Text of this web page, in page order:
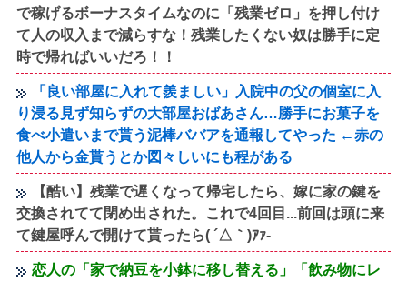
で稼げるボーナスタイムなのに「残業ゼロ」を押し付け
て人の収入まで減らすな！残業したくない奴は勝手に定
時で帰ればいいだろ！！
「良い部屋に入れて羨ましい」入院中の父の個室に入
り浸る見ず知らずの大部屋おばあさん…勝手にお菓子を
食べ小遣いまで貰う泥棒ババアを通報してやった ←赤の
他人から金貰うとか図々しいにも程がある
【酷い】残業で遅くなって帰宅したら、嫁に家の鍵を
交換されてて閉め出された。これで4回目...前回は頭に来
て鍵屋呼んで開けて貰ったら( ´△｀)ｱｧ-
恋人の「家で納豆を小鉢に移し替える」「飲み物にレ